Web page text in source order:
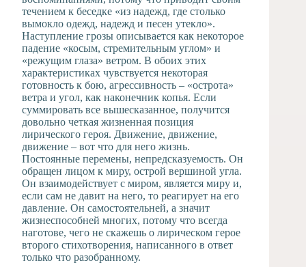
течением к беседке «из надежд, где столько
вымокло одежд, надежд и песен утекло».
Наступление грозы описывается как некоторое
падение «косым, стремительным углом» и
«режущим глаза» ветром. В обоих этих
характеристиках чувствуется некоторая
готовность к бою, агрессивность – «острота»
ветра и угол, как наконечник копья. Если
суммировать все вышесказанное, получится
довольно четкая жизненная позиция
лирического героя. Движение, движение,
движение – вот что для него жизнь.
Постоянные перемены, непредсказуемость. Он
обращен лицом к миру, острой вершиной угла.
Он взаимодействует с миром, является миру и,
если сам не давит на него, то реагирует на его
давление. Он самостоятельней, а значит
жизнеспособней многих, потому что всегда
наготове, чего не скажешь о лирическом герое
второго стихотворения, написанного в ответ
только что разобранному.